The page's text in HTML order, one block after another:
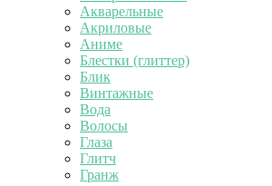
Акварельные
Акриловые
Аниме
Блестки (глиттер)
Блик
Винтажные
Вода
Волосы
Глаза
Глитч
Гранж